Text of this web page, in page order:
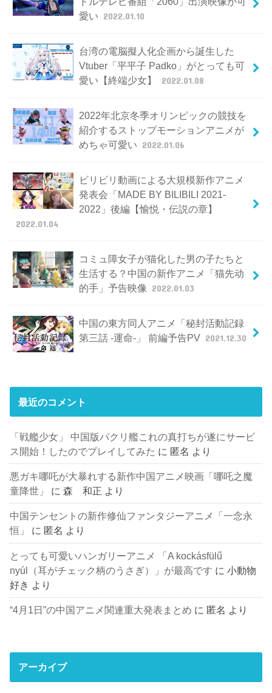
愛い 2022.01.10
台湾の電脳擬人化企画から誕生した
Vtuber「平平子 Padko」がとっても可
愛い【終端少女】
2022.01.08
2022年北京冬季オリンピックの競技を
紹介するストップモーションアニメが
めちゃ可愛い 2022.01.06
ビリビリ動画による大規模新作アニメ
発表会「MADE BY BILIBILI 2021-
2022」後編【愉悦・伝説の章】
2022.01.04
コミュ障女子が猫化した男の子たちと
生活する？中国の新作アニメ「猫先动
的手」予告映像
2022.01.03
中国の東方同人アニメ「秘封活動記録
第三話 -運命-」 前編予告PV 2021.12.30
最近のコメント
「戦艦少女」 中国版パクリ艦これの真打ちが遂にサービ
ス開始！したのでプレイしてみた に 匿名 より
悪ガキ哪吒が大暴れする新作中国アニメ映画「哪吒之魔
童降世」
に森 和正 より
中国テンセントの新作修仙ファンタジーアニメ「一念永
恒」
に 匿名 より
とっても可愛いハンガリーアニメ 「A kockásfülű
nyúl（耳がチェック柄のうさぎ）」が最高です に小動物
好き より
“4月1日”の中国アニメ関連重大発表まとめ に 匿名 より
アーカイブ